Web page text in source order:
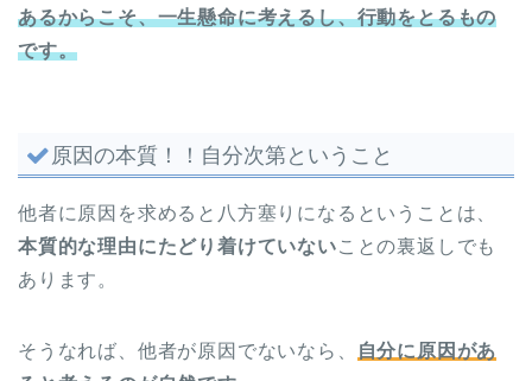
あるからこそ、一生懸命に考えるし、行動をとるもの
です。
原因の本質！！自分次第ということ
他者に原因を求めると八方塞りになるということは、
本質的な理由にたどり着けていないことの裏返しでも
あります。
そうなれば、他者が原因でないなら、
自分に原因があ